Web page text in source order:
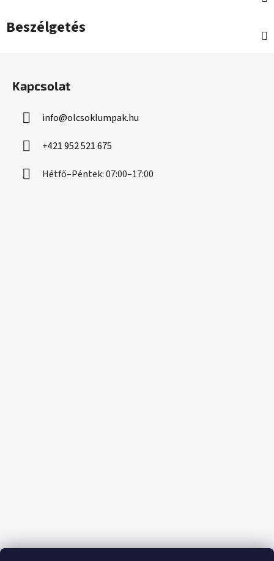
Beszélgetés
Kapcsolat
info@olcsoklumpak.hu
+421 952 521 675
Hétfő–Péntek: 07:00–17:00